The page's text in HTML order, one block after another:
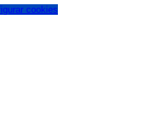
cookies